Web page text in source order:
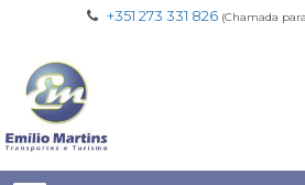
+351 273 331 826 (Chamada